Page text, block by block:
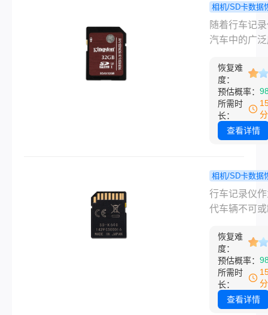
驶的情况，
包含交通事
键证据。因
频被删除时
行车记录仪
如何恢复显
重要。本文
介绍行车记
频误删后的
防措施以避
况。
相机/SD卡数据
程 怎么恢复
记录仪删掉
几个找回方
随着行车记
汽车中的广
了驾驶者安
的好帮手，
通事故提供
的证据。然
时候用户可
者因为存储
而丢失了视
件。幸运的
术手段，我
能恢复这些
或丢失的数
么怎么恢复
录仪删掉的
频呢？本文
恢复难
度：
预估概率：
所需时
长：
查看详情
相机/SD卡数据
程 删除的行
录仪文件怎
恢复指南车
看!
行车记录仪
代车辆不可
性不言而喻
仅能够记录
驶的情况，
包含交通事
键证据。然
恢复难
度：
预估概率：
所需时
长：
查看详情